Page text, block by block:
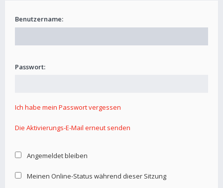
Benutzername:
Passwort:
Ich habe mein Passwort vergessen
Die Aktivierungs-E-Mail erneut senden
Angemeldet bleiben
Meinen Online-Status während dieser Sitzung